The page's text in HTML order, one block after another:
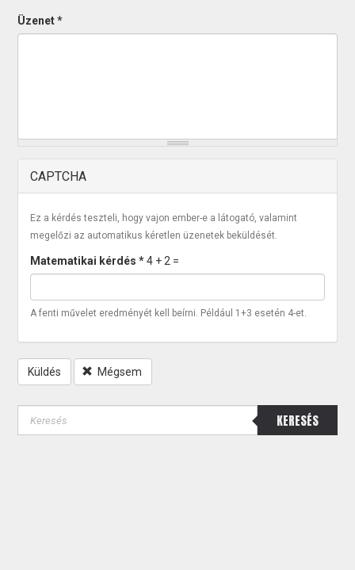
Üzenet*
CAPTCHA
Ez a kérdés teszteli, hogy vajon ember-e a látogató, valamint
megelőzi az automatikus kéretlen üzenetek beküldését.
Matematikai kérdés*4 + 2 =
A fenti művelet eredményét kell beírni. Például 1+3 esetén 4-et.
Küldés Mégsem
KERESÉS